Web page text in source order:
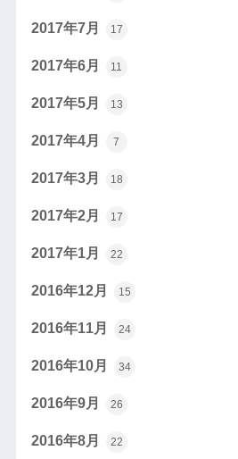
2017年7月 17
2017年6月 11
2017年5月 13
2017年4月 7
2017年3月 18
2017年2月 17
2017年1月 22
2016年12月 15
2016年11月 24
2016年10月 34
2016年9月 26
2016年8月 22